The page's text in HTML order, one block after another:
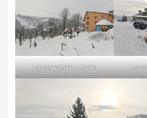
Agroturystyka u Janka